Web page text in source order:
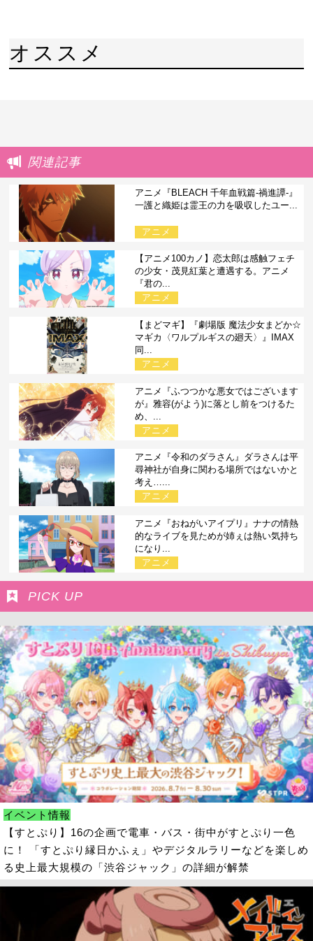
オススメ
関連記事
アニメ『BLEACH 千年血戦篇-禍進譚-』
一護と織姫は霊王の力を吸収したユー...
アニメ
【アニメ100カノ】恋太郎は感触フェチ
の少女・茂見紅葉と遭遇する。アニメ
『君の...
アニメ
【まどマギ】『劇場版 魔法少女まどか☆
マギカ〈ワルプルギスの廻天〉』IMAX
同...
アニメ
アニメ『ふつつかな悪女ではございます
が』雅容(がよう)に落とし前をつけるた
め、...
アニメ
アニメ『令和のダラさん』ダラさんは平
尋神社が自身に関わる場所ではないかと
考え…...
アニメ
アニメ『おねがいアイプリ』ナナの情熱
的なライブを見ためが姉ぇは熱い気持ち
になり...
アニメ
PICK UP
イベント情報
【すとぷり】16の企画で電車・バス・街中がすとぷり一色
に！ 「すとぷり縁日かふぇ」やデジタルラリーなどを楽しめ
る史上最大規模の「渋谷ジャック」の詳細が解禁